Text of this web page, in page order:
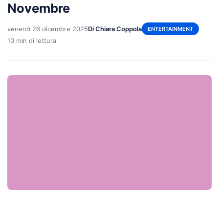
Novembre
venerdì 26 dicembre 2025Di Chiara Coppola ENTERTAINMENT
10 min di lettura